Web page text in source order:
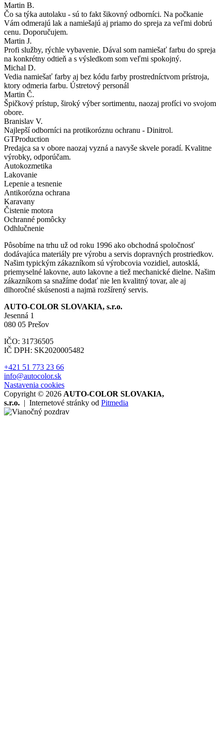
Martin B.
Čo sa týka autolaku - sú to fakt šikovný odborníci. Na počkanie
Vám odmerajú lak a namiešajú aj priamo do spreja za veľmi dobrú
cenu. Doporučujem.
Martin J.
Profi služby, rýchle vybavenie. Dával som namiešať farbu do spreja
na konkrétny odtieň a s výsledkom som veľmi spokojný.
Michal D.
Vedia namiešať farby aj bez kódu farby prostredníctvom prístroja,
ktory odmeria farbu. Ústretový personál
Martin Č.
Špičkový prístup, široký výber sortimentu, naozaj profíci vo svojom
obore.
Branislav V.
Najlepší odborníci na protikoróznu ochranu - Dinitrol.
GTProduction
Predajca sa v obore naozaj vyzná a navyše skvele poradí. Kvalitne
výrobky, odporúčam.
Autokozmetika
Lakovanie
Lepenie a tesnenie
Antikorózna ochrana
Karavany
Čistenie motora
Ochranné pomôcky
Odhlučnenie
Pôsobíme na trhu už od roku 1996 ako obchodná spoločnosť
dodávajúca materiály pre výrobu a servis dopravných prostriedkov.
Našim typickým zákazníkom sú výrobcovia vozidiel, autosklá,
priemyselné lakovne, auto lakovne a tiež mechanické dielne. Našim
zákazníkom sa snažíme dodať nie len kvalitný tovar, ale aj
dlhoročné skúsenosti a najmä rozšírený servis.
AUTO-COLOR SLOVAKIA, s.r.o.
Jesenná 1
080 05 Prešov
IČO: 31736505
IČ DPH: SK2020005482
+421 51 773 23 66
info@autocolor.sk
Nastavenia cookies
Copyright © 2026 AUTO-COLOR SLOVAKIA,
s.r.o. | Internetové stránky od Pitmedia